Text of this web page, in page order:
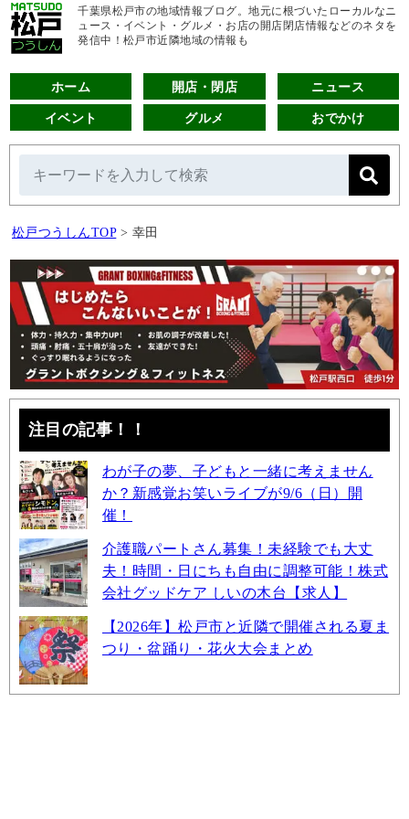
千葉県松戸市の地域情報ブログ。地元に根づいたローカルなニ
ュース・イベント・グルメ・お店の開店閉店情報などのネタを
発信中！松戸市近隣地域の情報も
ホーム 開店・閉店 ニュース
イベント グルメ おでかけ
松戸つうしんTOP > 幸田
注目の記事！！
わが子の夢、子どもと一緒に考えません
か？新感覚お笑いライブが9/6（日）開
催！
介護職パートさん募集！未経験でも大丈
夫！時間・日にちも自由に調整可能！株式
会社グッドケア しいの木台【求人】
【2026年】松戸市と近隣で開催される夏ま
つり・盆踊り・花火大会まとめ